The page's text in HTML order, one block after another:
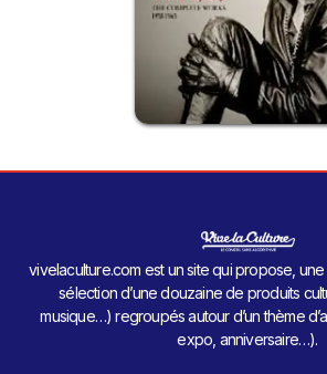
vivelaculture.com est un site qui propose,
sélection d’une douzaine de produits
musique…) regroupés autour d’un thème
expo, anniversaire…).